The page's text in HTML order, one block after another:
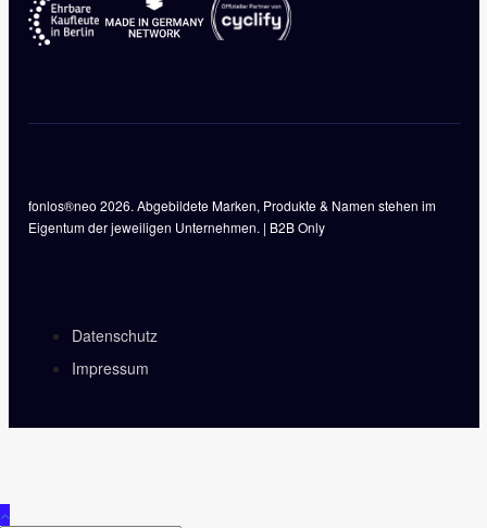
fonlos®neo 2026. Abgebildete Marken, Produkte & Namen stehen im
Eigentum der jeweiligen Unternehmen. | B2B Only
Datenschutz
Impressum